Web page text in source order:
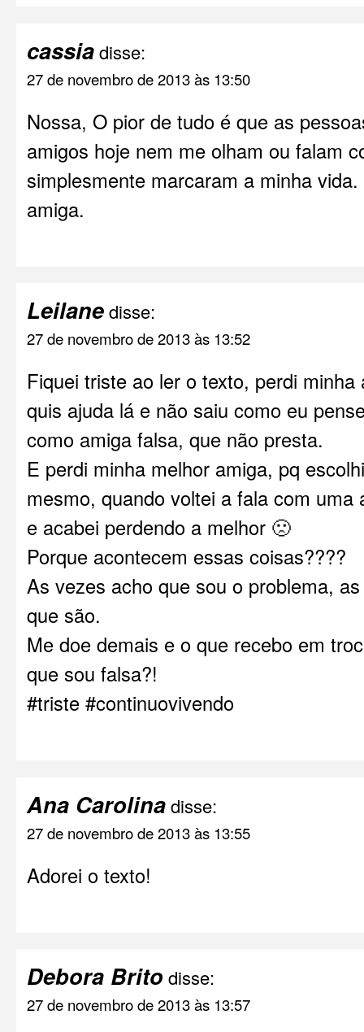
cassiadisse:
27 de novembro de 2013 às 13:50
Nossa, O pior de tudo é que as
amigos hoje nem me olham ou falam
simplesmente marcaram a minha
amiga.
Leilanedisse:
27 de novembro de 2013 às 13:52
Fiquei triste ao ler o texto, perdi
quis ajuda lá e não saiu como eu
como amiga falsa, que não presta.
E perdi minha melhor amiga, pq
mesmo, quando voltei a fala com uma
e acabei perdendo a melhor 🙁
Porque acontecem essas coisas????
As vezes acho que sou o problema,
que são.
Me doe demais e o que recebo em
que sou falsa?!
#triste #continuovivendo
Ana Carolinadisse:
27 de novembro de 2013 às 13:55
Adorei o texto!
Debora Brito disse:
27 de novembro de 2013 às 13:57